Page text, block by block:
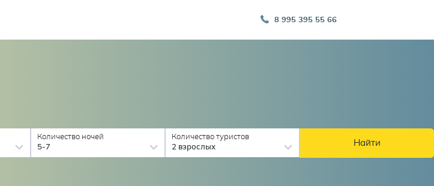
8 995 395 55 66
Количество ночей
5-7
Количество туристов
2 взрослых
Найти